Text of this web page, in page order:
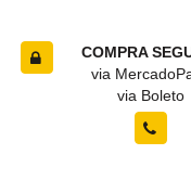
COMPRA
via
via Boleto